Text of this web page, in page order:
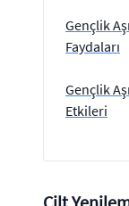
Gençlik
Faydaları
Gençlik
Etkileri